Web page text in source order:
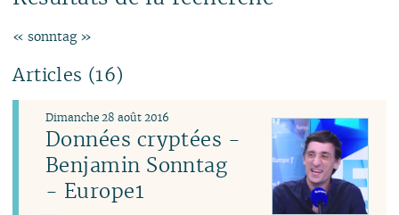
« sonntag »
Articles (16)
Données cryptées -
Benjamin Sonntag
- Europe1
Dimanche 28 août 2016